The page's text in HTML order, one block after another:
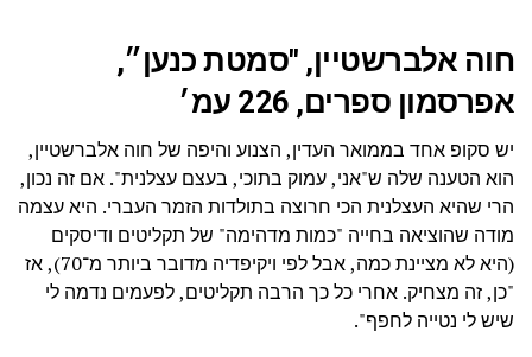
חוה אלברשטיין, "סמטת כנען״,
אפרסמון ספרים, 226 עמ׳
יש סקופ אחד בממואר העדין, הצנוע והיפה של חוה אלברשטיין,
הוא הטענה שלה ש"אני, עמוק בתוכי, בעצם עצלנית". אם זה נכון,
הרי שהיא העצלנית הכי חרוצה בתולדות הזמר העברי. היא עצמה
מודה שהוציאה בחייה "כמות מדהימה" של תקליטים ודיסקים
(היא לא מציינת כמה, אבל לפי ויקיפדיה מדובר ביותר מ־70), אז
"כן, זה מצחיק. אחרי כל כך הרבה תקליטים, לפעמים נדמה לי
שיש לי נטייה לחפף".